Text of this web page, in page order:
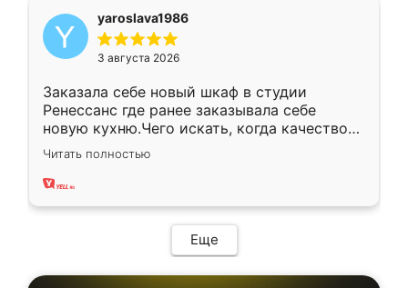
yaroslava1986
3 августа 2026
Заказала себе новый шкаф в студии
Ренессанс где ранее заказывала себе
новую кухню.Чего искать, когда качеством
вполне довольна. Служит кухня уже почти
два года, нареканий нет.
Читать полностью
Еще